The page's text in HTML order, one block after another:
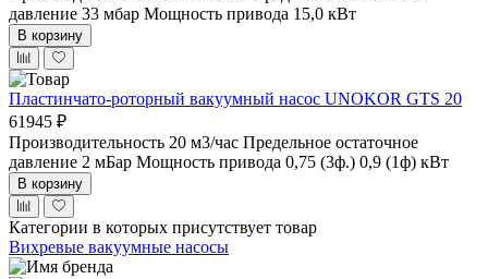
давление 33 мбар Мощность привода 15,0 кВт
В корзину
Пластинчато-роторный вакуумный насос UNOKOR GTS 20
61945 ₽
Производительность 20 м3/час Предельное остаточное
давление 2 мБар Мощность привода 0,75 (3ф.) 0,9 (1ф) кВт
В корзину
Категории в которых присутствует товар
Вихревые вакуумные насосы